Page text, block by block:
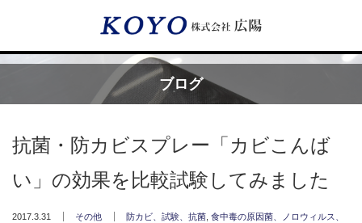
ブログ
抗菌・防カビスプレー「カビこんば
い」の効果を比較試験してみました
2017.3.31 その他 防カビ、試験、抗菌 食中毒の原因菌、ノロウィルス、
Menu
広陽が選ばれる理由
サービス内容